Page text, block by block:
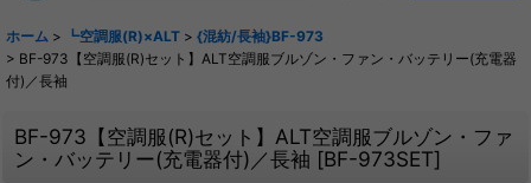
ホーム > ┗空調服(R)×ALT > {混紡/長袖}BF-973
> BF-973【空調服(R)セット】ALT空調服ブルゾン・ファン・バッテリー(充電器
付)／長袖
BF-973【空調服(R)セット】ALT空調服ブルゾン・ファ
ン・バッテリー(充電器付)／長袖 [BF-973SET]